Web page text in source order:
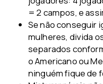
= 2 campos, e
Se não conseguir
mulheres, divida
separados
o Americano ou
ninguém fique de